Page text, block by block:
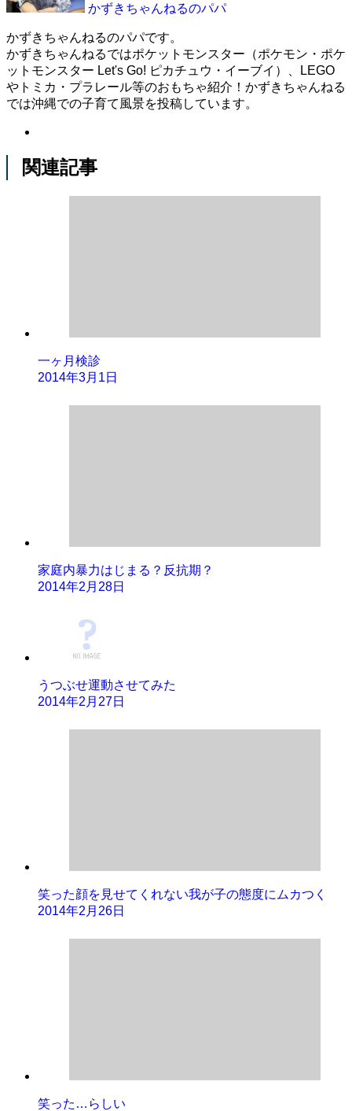
かずきちゃんねるのパパ
かずきちゃんねるのパパです。
かずきちゃんねるではポケットモンスター（ポケモン・ポケ
ットモンスター Let's Go! ピカチュウ・イーブイ）、LEGO
やトミカ・プラレール等のおもちゃ紹介！かずきちゃんねる
では沖縄での子育て風景を投稿しています。
関連記事
一ヶ月検診
2014年3月1日
家庭内暴力はじまる？反抗期？
2014年2月28日
うつぶせ運動させてみた
2014年2月27日
笑った顔を見せてくれない我が子の態度にムカつく
2014年2月26日
笑った…らしい